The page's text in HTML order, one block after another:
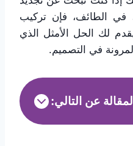
في الطائف، فإن تركيب
لك الحل الأمثل الذي
في التصميم.
عن التالي: